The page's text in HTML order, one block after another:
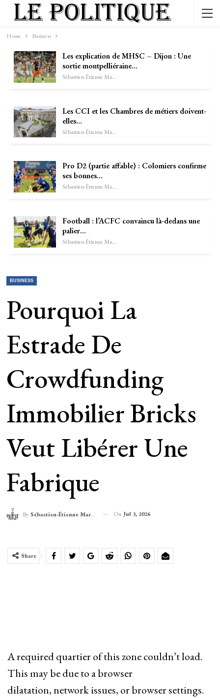
Home Business
Les explication de MHSC – Dijon : Une
sortie montpelliéraine…
Sébastien-Étienne Marechal
Les CCI et les Chambres de métiers doivent-
elles…
Sébastien-Étienne Marechal
Pro D2 (partie affable) : Colomiers confirme
ses bonnes…
Sébastien-Étienne Marechal
Football : l’ACFC convaincu là-dedans une
palier…
Sébastien-Étienne Marechal
BUSINESS
Pourquoi La
Estrade De
Crowdfunding
Immobilier Bricks
Veut Libérer Une
Fabrique
By Sébastien-Étienne Marechal On Jul 3, 2026
Share
A required quartier of this zone couldn’t load.
This may be due to a browser
dilatation, network issues, or browser settings.